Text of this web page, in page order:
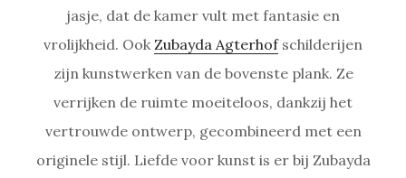
jasje, dat de kamer vult met fantasie en
vrolijkheid. Ook Zubayda Agterhofschilderijen
zijn kunstwerken van de bovenste plank. Ze
verrijken de ruimte moeiteloos, dankzij het
vertrouwde ontwerp, gecombineerd met een
originele stijl. Liefde voor kunst is er bij Zubayda